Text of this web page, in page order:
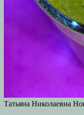
Татьяна Николаевна